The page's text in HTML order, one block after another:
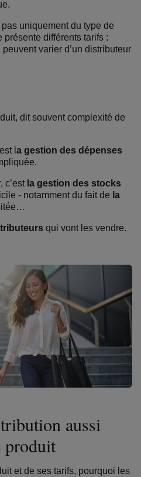
uniquement du type de
présente différents tarifs :
varier d’un distributeur
dit souvent complexité de
l a gestion des dépenses
c’est la gestion des stocks
- notamment du fait de la
qui vont les vendre.
aussi
produit
et de ses tarifs, pourquoi les